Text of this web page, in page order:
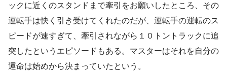
ックに近くのスタンドまで牽引をお願いしたところ、その
運転手は快く引き受けてくれたのだが、運転手の運転のス
ピードが速すぎて、牽引されながら１０トントラックに追
突したというエピソードもある。マスターはそれを自分の
運命は始めから決まっていたという。